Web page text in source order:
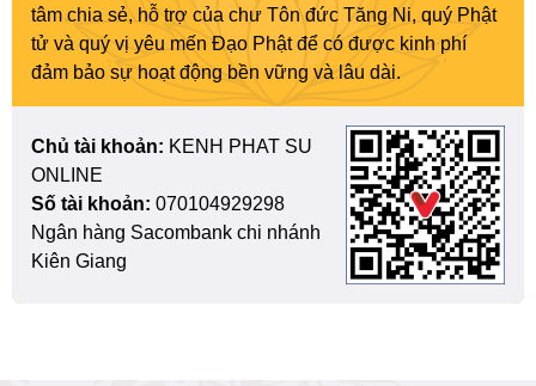
tâm chia sẻ, hỗ trợ của chư Tôn đức Tăng Ni, quý Phật
tử và quý vị yêu mến Đạo Phật để có được kinh phí
đảm bảo sự hoạt động bền vững và lâu dài.
Chủ tài khoản: KENH PHAT SU
ONLINE
Số tài khoản: 070104929298
Ngân hàng Sacombank chi nhánh
Kiên Giang